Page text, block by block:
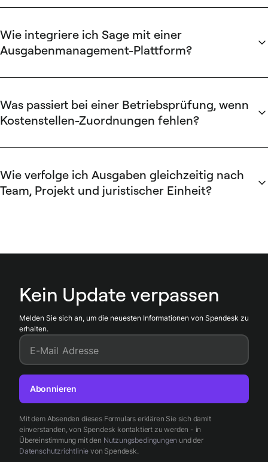
Ausweis, GoBD-konforme Archivierung binnen zehn Tagen.
Für Kleinbetragsrechnungen unter 250 € entfällt die
Firmenadresse — der MwSt-Ausweis bleibt jedoch Pflicht.
Fehlt er, ist der Betrag als Vorsteuer verloren.
Wie integriere ich Sage mit einer
Ausgabenmanagement-Plattform?
Kritisches Kriterium bei der Anbieterwahl: Erzeugt die
Plattform das Zielformat automatisch, oder muss der
Buchhalter die Exportdatei nachbearbeiten? Nur die erste
Variante spart Zeit.
Was passiert bei einer Betriebsprüfung, wenn
Kostenstellen-Zuordnungen fehlen?
Ausgabe zur zugeordneten Kostenstelle passt. Widersprüche
oder Lücken können zur Aberkennung des Vorsteuerabzugs
für die betroffenen Belege führen — und im schlimmsten Fall
Zweifel an der gesamten Belegkette auslösen.
Wie verfolge ich Ausgaben gleichzeitig nach
Team, Projekt und juristischer Einheit?
schon bei der Ausgabe erfolgt — nicht erst bei der
Kein Update verpassen
Melden Sie sich an, um die neuesten Informationen von Spendesk zu
erhalten.
E-Mail Adresse
Mit dem Absenden dieses Formulars erklären Sie sich damit
einverstanden, von Spendesk kontaktiert zu werden - in
Übereinstimmung mit den Nutzungsbedingungen und der
Datenschutzrichtlinie von Spendesk.
Abonnieren